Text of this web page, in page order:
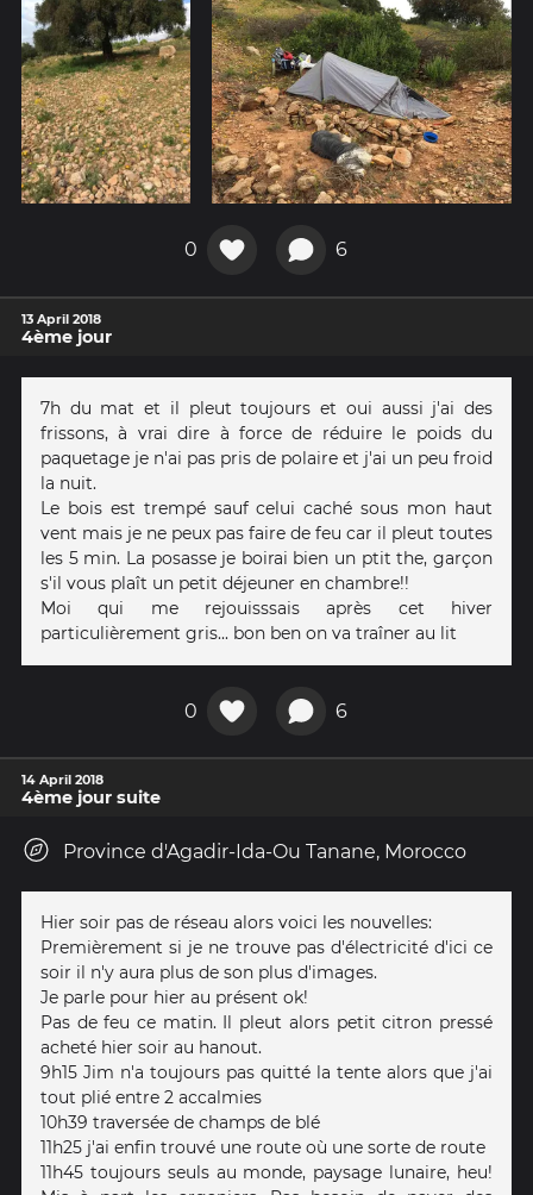
0 6
13 April 2018
4ème jour
7h du mat et il pleut toujours et oui aussi j'ai des
frissons, à vrai dire à force de réduire le poids du
paquetage je n'ai pas pris de polaire et j'ai un peu froid
la nuit.
Le bois est trempé sauf celui caché sous mon haut
vent mais je ne peux pas faire de feu car il pleut toutes
les 5 min. La posasse je boirai bien un ptit the, garçon
s'il vous plaît un petit déjeuner en chambre!!
Moi qui me rejouisssais après cet hiver
particulièrement gris... bon ben on va traîner au lit
0 6
14 April 2018
4ème jour suite
Province d'Agadir-Ida-Ou Tanane, Morocco
Hier soir pas de réseau alors voici les nouvelles:
Premièrement si je ne trouve pas d'électricité d'ici ce
soir il n'y aura plus de son plus d'images.
Je parle pour hier au présent ok!
Pas de feu ce matin. Il pleut alors petit citron pressé
acheté hier soir au hanout.
9h15 Jim n'a toujours pas quitté la tente alors que j'ai
tout plié entre 2 accalmies
10h39 traversée de champs de blé
11h25 j'ai enfin trouvé une route où une sorte de route
11h45 toujours seuls au monde, paysage lunaire, heu!